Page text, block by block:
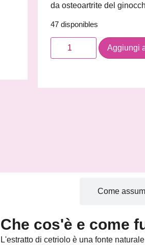
da osteoartrite del
47 disponibles
Aggiungi
Come
Che cos'è e come
L'estratto di cetriolo è una fonte